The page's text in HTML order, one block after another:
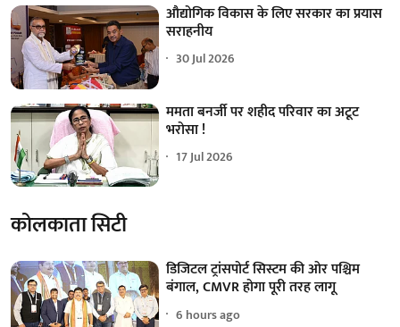
औद्योगिक विकास के लिए सरकार का प्रयास
सराहनीय
30 Jul 2026
ममता बनर्जी पर शहीद परिवार का अटूट
भरोसा !
17 Jul 2026
कोलकाता सिटी
डिजिटल ट्रांसपोर्ट सिस्टम की ओर पश्चिम
बंगाल, CMVR होगा पूरी तरह लागू
6 hours ago